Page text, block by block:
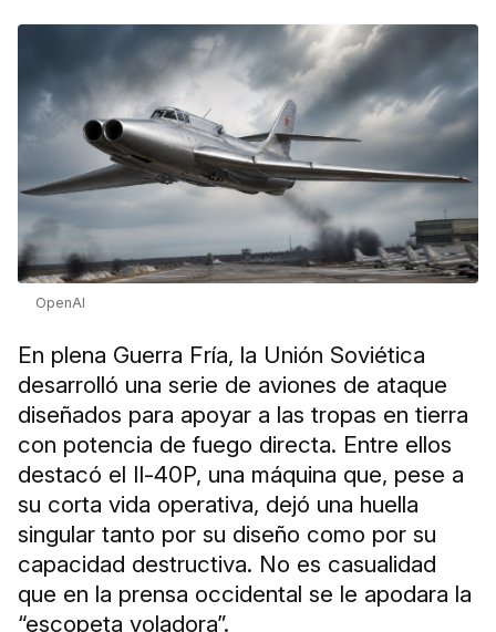
OpenAI
En plena Guerra Fría, la Unión Soviética
desarrolló una serie de aviones de ataque
diseñados para apoyar a las tropas en tierra
con potencia de fuego directa. Entre ellos
destacó el Il-40P, una máquina que, pese a
su corta vida operativa, dejó una huella
singular tanto por su diseño como por su
capacidad destructiva. No es casualidad
que en la prensa occidental se le apodara la
“escopeta voladora”.